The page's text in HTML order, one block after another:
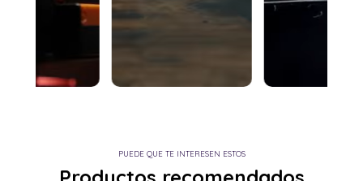
PUEDE QUE TE INTERESEN ESTOS